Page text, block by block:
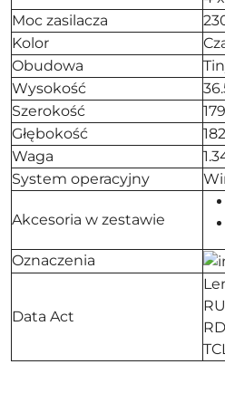
Moc zasilacza
Kolor
Obudowa
Wysokość
Szerokość
Głębokość
Waga
System operacyjny
Akcesoria w zestawie
Oznaczenia
Data Act